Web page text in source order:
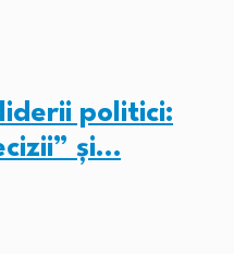
politici:
și…